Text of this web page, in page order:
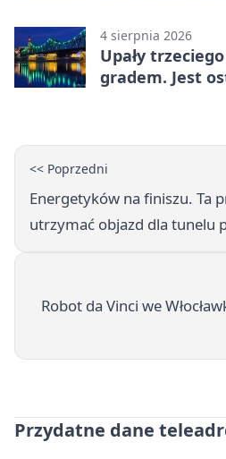
4 sierpnia 2026
Upały
gradem. Jest
<< Poprzedni
Energetyków na finiszu. Ta
utrzymać objazd dla tunelu
Robot da Vinci we
Przydatne dane